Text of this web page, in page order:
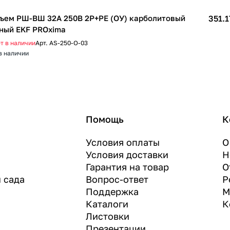
РШ-ВШ 32А 250В 2P+PE (ОУ) карболитовый
EKF PROxima
в наличииАрт. AS-250-O-03
наличии
сада
Помощь
Условия оплаты
Условия доставки
Гарантия на товар
Вопрос-ответ
Поддержка
Каталоги
Листовки